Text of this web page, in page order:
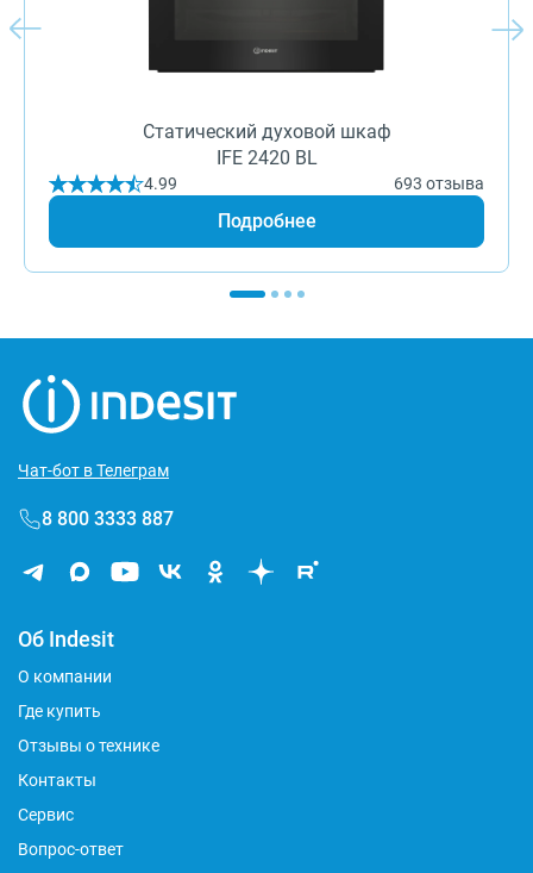
Cтатический духовой шкаф
IFE 2420 BL
4.99 693 отзыва
Подробнее
Чат-бот в Телеграм
8 800 3333 887
Об Indesit
О компании
Где купить
Отзывы о технике
Контакты
Сервис
Вопрос-ответ